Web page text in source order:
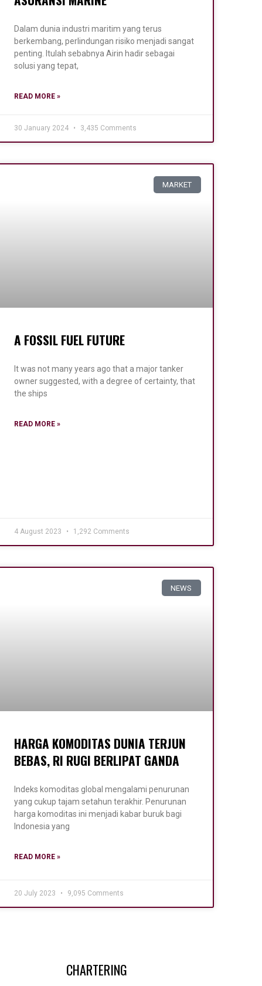
Dalam dunia industri maritim yang terus
berkembang, perlindungan risiko menjadi sangat
penting. Itulah sebabnya Airin hadir sebagai
solusi yang tepat,
READ MORE »
30 January 2024 3,435 Comments
MARKET
A FOSSIL FUEL FUTURE
It was not many years ago that a major tanker
owner suggested, with a degree of certainty, that
the ships
READ MORE »
4 August 2023 1,292 Comments
NEWS
HARGA KOMODITAS DUNIA TERJUN
BEBAS, RI RUGI BERLIPAT GANDA
Indeks komoditas global mengalami penurunan
yang cukup tajam setahun terakhir. Penurunan
harga komoditas ini menjadi kabar buruk bagi
Indonesia yang
READ MORE »
20 July 2023 9,095 Comments
CHARTERING